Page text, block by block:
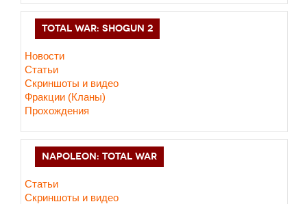
TOTAL WAR: SHOGUN 2
Новости
Статьи
Cкриншоты и видео
Фракции (Кланы)
Прохождения
NAPOLEON: TOTAL WAR
Статьи
Скриншоты и видео